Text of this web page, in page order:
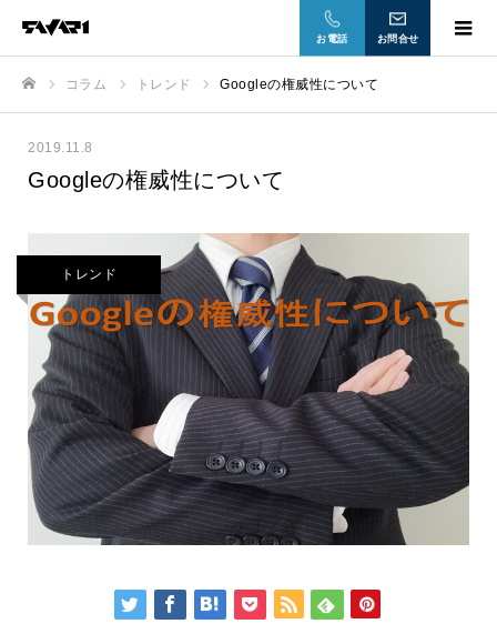
お電話 お問合せ
コラム トレンド Googleの権威性について
2019.11.8
Googleの権威性について
トレンド